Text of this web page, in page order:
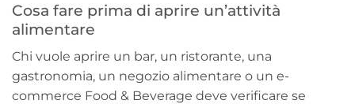
Cosa fare prima di aprire un’attività
alimentare
Chi vuole aprire un bar, un ristorante, una
gastronomia, un negozio alimentare o un e-
commerce Food & Beverage deve verificare se